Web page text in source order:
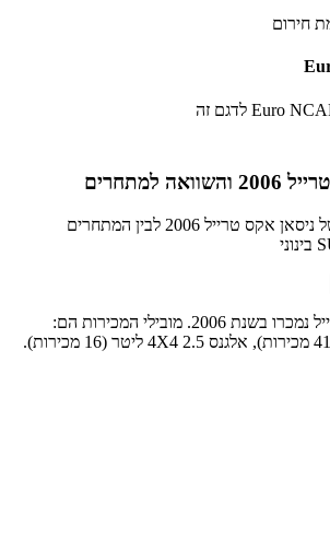
למתחרים
השוואת רמות הגימור של ניסאן אקס טרייל 2006 לבין המתחרים
57 רכבי ניסאן אקס טרייל נמכרו בשנת 2006. מובילי המכירות הם: